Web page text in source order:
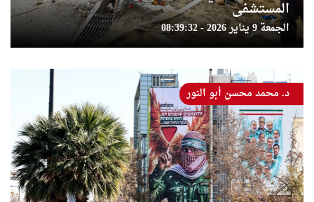
المستشفى
الجمعة 9 يناير 2026 - 08:39:32
د. محمد محسن أبو النور